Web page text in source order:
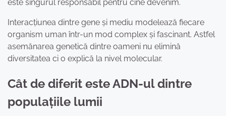
este singurul responsabil pentru cine devenim.
Interacțiunea dintre gene și mediu modelează fiecare
organism uman într-un mod complex și fascinant. Astfel
asemănarea genetică dintre oameni nu elimină
diversitatea ci o explică la nivel molecular.
Cât de diferit este ADN-ul dintre
populațiile lumii